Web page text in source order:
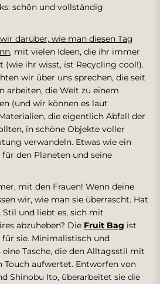
schön und vollständig
darüber, wie man diesen Tag
, mit vielen Ideen, die ihr immer
(wie ihr wisst, ist Recycling cool!).
wir über uns sprechen, die seit
arbeiten, die Welt zu einem
(und wir können es laut
die eigentlich Abfall der
in schöne Objekte voller
verwandeln. Etwas wie ein
den Planeten und seine
mit den Frauen! Wenn deine
wir, wie man sie überrascht. Hat
Stil und liebt es, sich mit
abzuheben? Die Fruit Bag ist
sie. Minimalistisch und
Tasche, die den Alltagsstil mit
aufwertet. Entworfen von
Shinobu Ito, überarbeitet sie die